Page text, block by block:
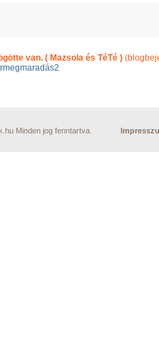
van. ( Mazsola és TéTé )
Minden jog fenntartva.